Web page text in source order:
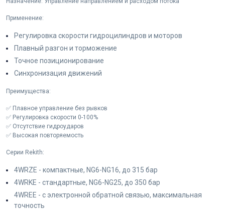
Применение:
Регулировка скорости гидроцилиндров и моторов
Плавный разгон и торможение
Точное позиционирование
Синхронизация движений
Преимущества:
✅ Плавное управление без рывков
✅ Регулировка скорости 0-100%
✅ Отсутствие гидроударов
✅ Высокая повторяемость
Серии Rekith:
4WRZE - компактные, NG6-NG16, до 315 бар
4WRKE - стандартные, NG6-NG25, до 350 бар
4WREE - с электронной обратной связью, максимальная
точность